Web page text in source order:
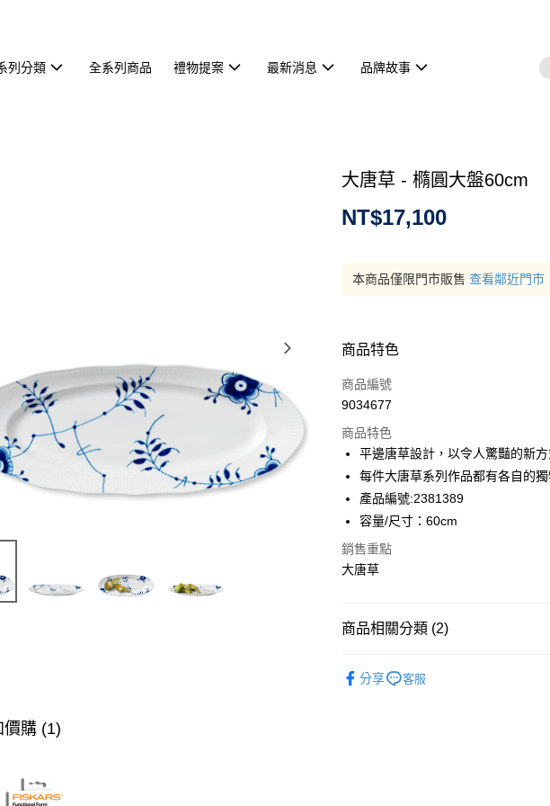
列分類 全系列商品 禮物提案 最新消息 品牌故事
大唐草 - 橢圓大盤60cm
NT$17,100
本商品僅限門市販售 查看鄰近門市
商品特色
商品編號
9034677
商品特色
平邊唐草設計，以令人驚豔的新
每件大唐草系列作品都有各自的
產品編號:2381389
容量/尺寸：60cm
銷售重點
大唐草
商品相關分類 (2)
分享 客服
價購 (1)